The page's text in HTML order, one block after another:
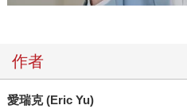
作者
愛瑞克 (Eric Yu)